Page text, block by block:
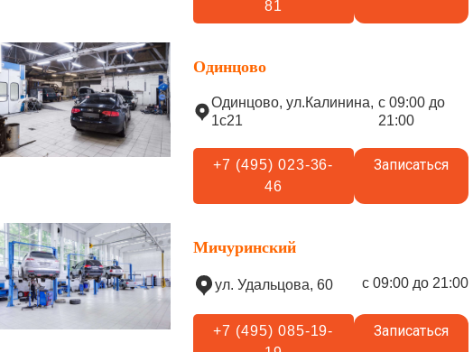
81
Одинцово
Одинцово, ул.Калинина,
1с21
с 09:00 до
21:00
+7 (495) 023-36-
46
Записаться
Мичуринский
ул. Удальцова, 60 с 09:00 до 21:00
+7 (495) 085-19-
Записаться